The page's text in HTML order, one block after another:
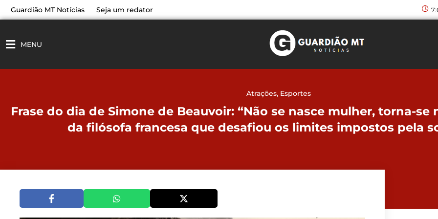
paraGuardião MT Notícias Seja um redator
MENU
Atrações, Esportes
Frase do dia de Simone de Beauvoir: “Não se nasce mulher, torna-se
da filósofa francesa que desafiou os limites impostos pela